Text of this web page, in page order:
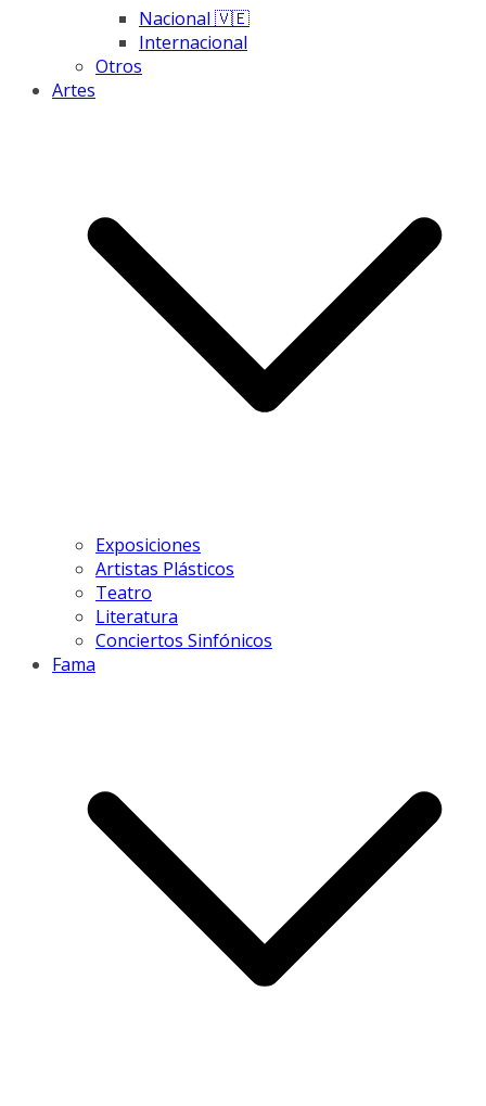
Nacional 🇻🇪
Internacional
Otros
Artes
Exposiciones
Artistas Plásticos
Teatro
Literatura
Conciertos Sinfónicos
Fama